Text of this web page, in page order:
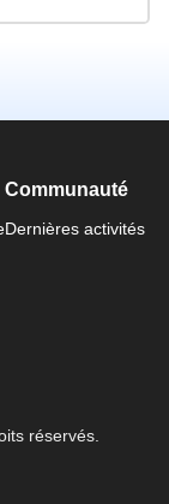
Communauté
Dernières activités
réservés.